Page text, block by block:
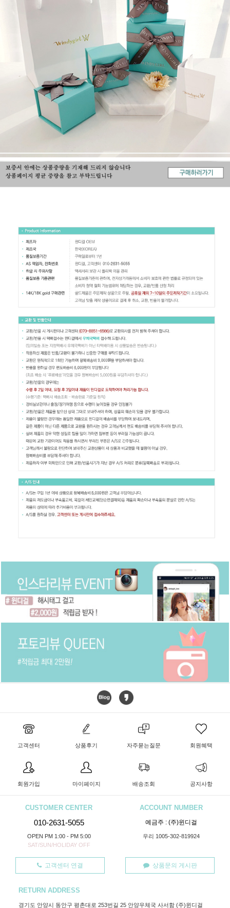
고객센터 상품후기 자주묻는질문 회원혜택
회원가입 마이페이지 배송조회 공지사항
CUSTOMER CENTER
010-2631-5055
OPEN PM 1:00 - PM 5:00
SAT/SUN/HOLIDAY OFF
ACCOUNT NUMBER
예금주 : (주)윈디걸
우리 1005-302-819924
고객센터 연결 상품문의 게시판
RETURN ADDRESS
경기도 안양시 동안구 평촌대로 253번길 25 안양우체국 사서함 (주)윈디걸